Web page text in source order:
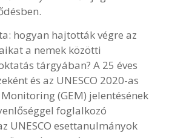
hogyan hajtották végre az
a nemek közötti
tárgyában? A 25 éves
és az UNESCO 2020-as
(GEM) jelentésének
foglalkozó
UNESCO esettanulmányok